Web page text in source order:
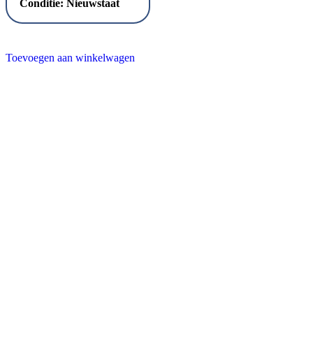
Conditie: Nieuwstaat
Toevoegen aan winkelwagen